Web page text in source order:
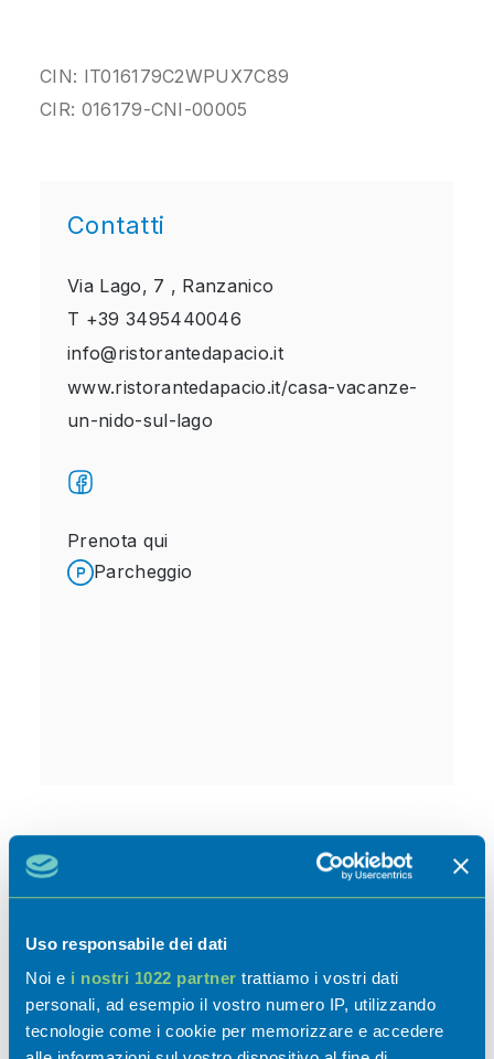
Uso responsabile dei dati
Noi e i nostri 1022 partner trattiamo i vostri dati
personali, ad esempio il vostro numero IP, utilizzando
tecnologie come i cookie per memorizzare e accedere
CIN: IT016179C2WPUX7C89
CIR: 016179-CNI-00005
Contatti
Via Lago, 7 , Ranzanico
T +39 3495440046
info@ristorantedapacio.it
www.ristorantedapacio.it/casa-vacanze-
un-nido-sul-lago
Prenota qui
Parcheggio
Gallery